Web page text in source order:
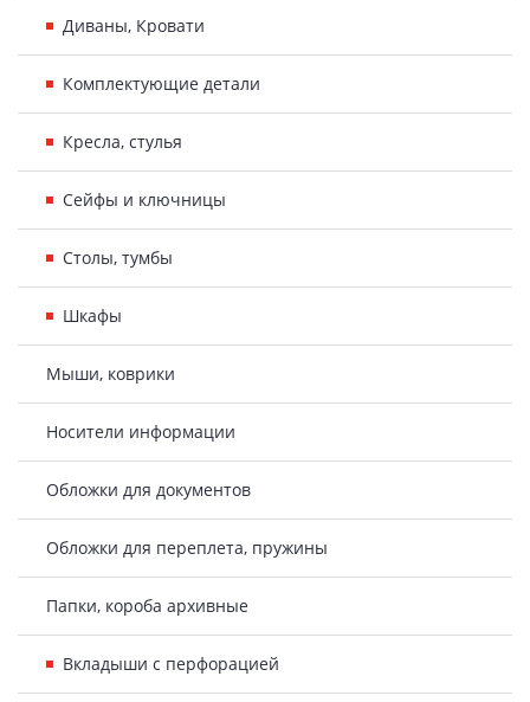
Диваны, Кровати
Комплектующие детали
Кресла, стулья
Сейфы и ключницы
Столы, тумбы
Шкафы
Мыши, коврики
Носители информации
Обложки для документов
Обложки для переплета, пружины
Папки, короба архивные
Вкладыши с перфорацией